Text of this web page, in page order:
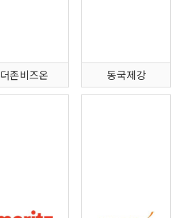
더존비즈온 동국제강